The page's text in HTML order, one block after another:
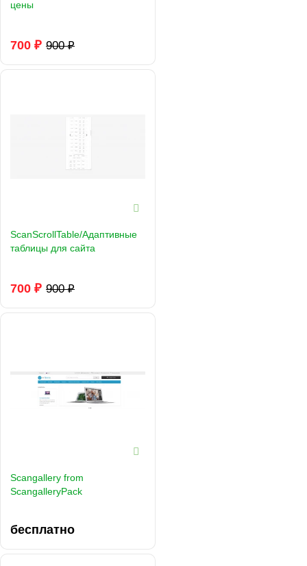
цены
700 ₽ 900 ₽
ScanScrollTable/Адаптивные
таблицы для сайта
700 ₽ 900 ₽
Scangallery from
ScangalleryPack
бесплатно